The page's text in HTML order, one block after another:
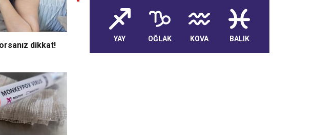
dikkat!
YAY OĞLAK KOVA BALIK